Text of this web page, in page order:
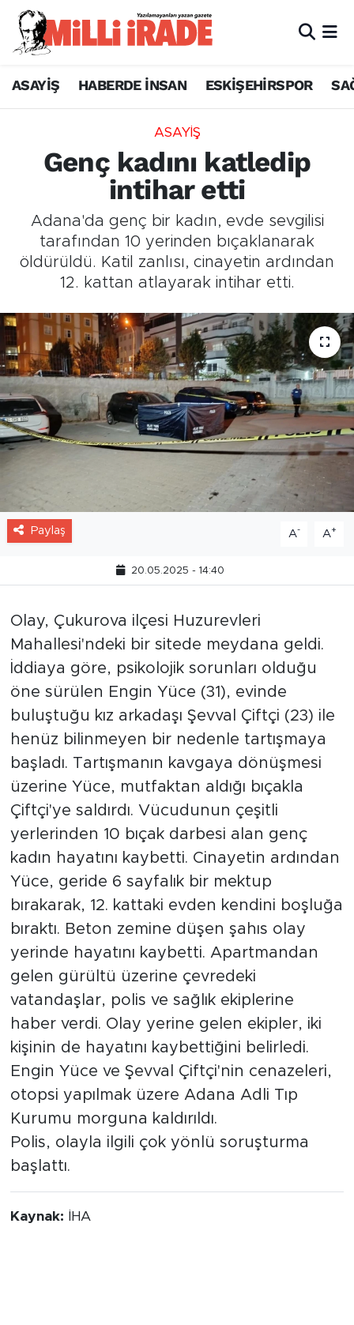
ASAYİŞ HABERDE İNSAN ESKİŞEHİRSPOR
ASAYİŞ
Genç kadını katledip
intihar etti
Adana'da genç bir kadın, evde sevgilisi
tarafından 10 yerinden bıçaklanarak
öldürüldü. Katil zanlısı, cinayetin ardından
12. kattan atlayarak intihar etti.
Paylaş A- A+
20.05.2025 - 14:40
Olay, Çukurova ilçesi Huzurevleri
Mahallesi'ndeki bir sitede meydana geldi.
İddiaya göre, psikolojik sorunları olduğu
öne sürülen Engin Yüce (31), evinde
buluştuğu kız arkadaşı Şevval Çiftçi (23) ile
henüz bilinmeyen bir nedenle tartışmaya
başladı. Tartışmanın kavgaya dönüşmesi
üzerine Yüce, mutfaktan aldığı bıçakla
Çiftçi'ye saldırdı. Vücudunun çeşitli
yerlerinden 10 bıçak darbesi alan genç
kadın hayatını kaybetti. Cinayetin ardından
Yüce, geride 6 sayfalık bir mektup
bırakarak, 12. kattaki evden kendini boşluğa
bıraktı. Beton zemine düşen şahıs olay
yerinde hayatını kaybetti. Apartmandan
gelen gürültü üzerine çevredeki
vatandaşlar, polis ve sağlık ekiplerine
haber verdi. Olay yerine gelen ekipler, iki
kişinin de hayatını kaybettiğini belirledi.
Engin Yüce ve Şevval Çiftçi'nin cenazeleri,
otopsi yapılmak üzere Adana Adli Tıp
Kurumu morguna kaldırıldı.
Polis, olayla ilgili çok yönlü soruşturma
başlattı.
Kaynak: İHA